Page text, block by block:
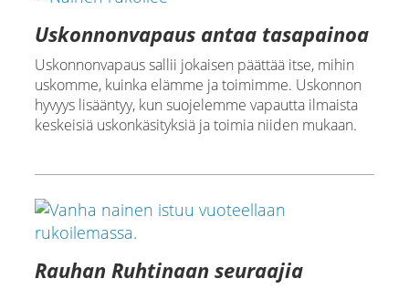
Uskonnonvapaus antaa tasapainoa
Uskonnonvapaus sallii jokaisen päättää itse, mihin
uskomme, kuinka elämme ja toimimme. Uskonnon
hyvyys lisääntyy, kun suojelemme vapautta ilmaista
keskeisiä uskonkäsityksiä ja toimia niiden mukaan.
Rauhan Ruhtinaan seuraajia